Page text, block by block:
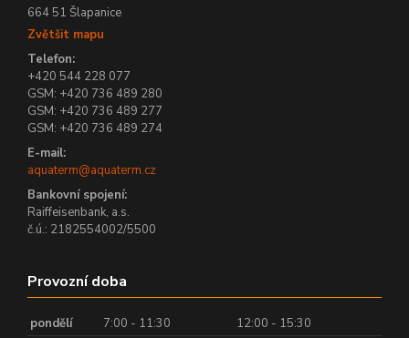
664 51 Šlapanice
Zvětšit mapu
Telefon:
+420 544 228 077
GSM: +420 736 489 280
GSM: +420 736 489 277
GSM: +420 736 489 274
E-mail:
aquaterm@aquaterm.cz
Bankovní spojení:
Raiffeisenbank, a.s.
č.ú.: 2182554002/5500
Provozní doba
pondělí 7:00 - 11:30
12:00 - 15:30